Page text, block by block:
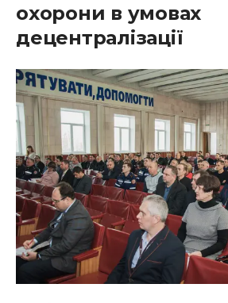
охорони в умовах
децентралізації